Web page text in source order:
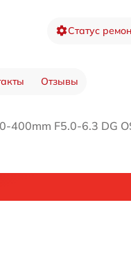
Статус
Отзывы
400mm F5.0-6.3 DG